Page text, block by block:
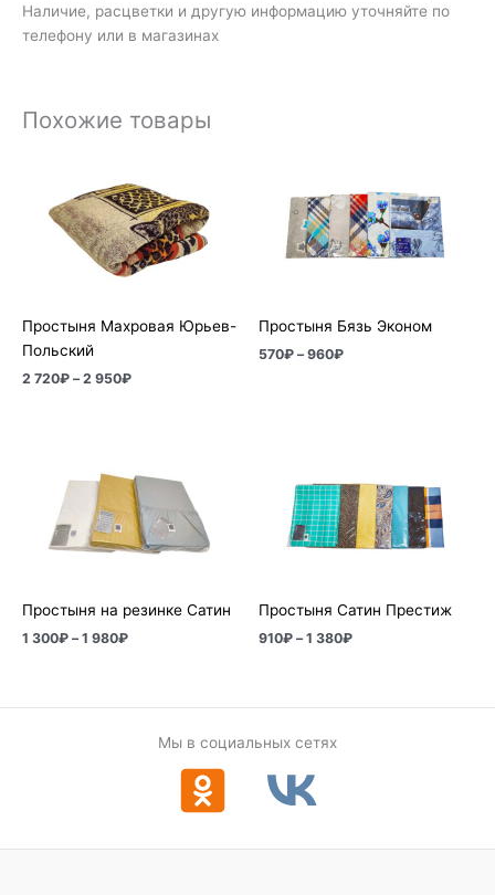
Наличие, расцветки и другую информацию уточняйте по
телефону или в магазинах
Похожие товары
Простыня Махровая Юрьев-
Польский
2 720₽ – 2 950₽
2
720₽
–
2
950₽
Простыня Бязь Эконом
570₽ – 960₽
570₽
–
960₽
Простыня на резинке Сатин
1 300₽ – 1 980₽
1
300₽
–
980₽
Простыня Сатин Престиж
910₽ – 1 380₽
–
1
380₽
Мы в социальных сетях